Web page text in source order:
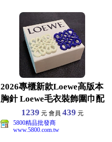
2026專櫃新款Loewe高版本
胸針 Loewe毛衣裝飾圍巾配
1239 元 會員 439 元
5800精品批發商
www.5800.com.tw